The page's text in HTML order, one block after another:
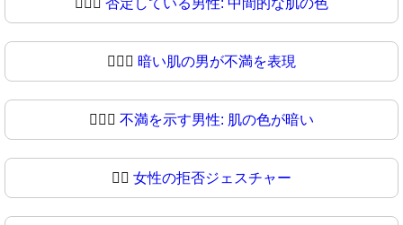
🙎🏿‍♂️ 暗い肌の男が不満を表現
🙎🏿‍♂ 不満を示す男性: 肌の色が暗い
🙎‍♀️ 女性の拒否ジェスチャー